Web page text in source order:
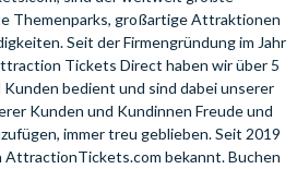
Themenparks, großartige Attraktionen
Seit der Firmengründung im Jahr
Tickets Direct haben wir über 5
bedient und sind dabei unserer
Kunden und Kundinnen Freude und
immer treu geblieben. Seit 2019
AttractionTickets.com bekannt. Buchen